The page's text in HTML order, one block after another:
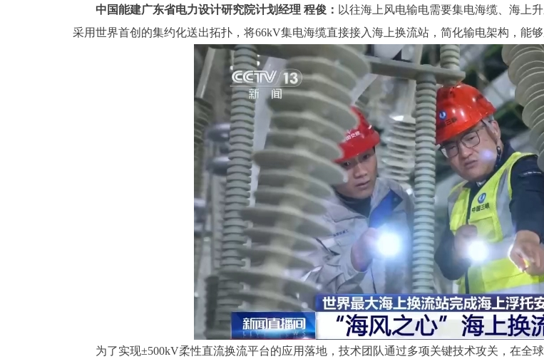
中国能建广东省电力设计研究院计划经理 程俊： 以往海上风电输电需要集电海缆、海上
采用世界首创的集约化送出拓扑，将66kV集电海缆直接接入海上换流站，简化输电架构，能
为了实现±500kV柔性直流换流平台的应用落地，技术团队通过多项关键技术攻关，在全